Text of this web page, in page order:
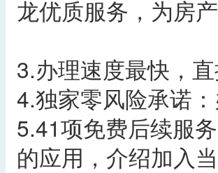
龙优质服务，为房
3.办理速度最快，
4.独家零风险承诺
5.41项免费后续服
的应用，介绍加入